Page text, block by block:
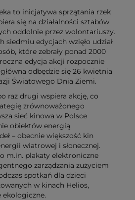
to inicjatywa sprzątania rzek
się na działalności sztabów
oddolnie przez wolontariuszy.
siedmiu edycjach wzięło udział
które zebrały ponad 2000
edycja akcji rozpocznie
odbędzie się 26 kwietnia
Światowego Dnia Ziemi.
raz drugi wspiera akcję, co
zrównoważonego
sieć kinowa w Polsce
obiektów energią
– obecnie większość kin
wiatrowej i słonecznej.
m.in. plakaty elektroniczne
zarządzania zużyciem
spotkań dla dzieci
w kinach Helios,
ekologiczne.